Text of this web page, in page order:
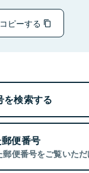
ピーする
を検索する
便番号
便番号をご覧いただ